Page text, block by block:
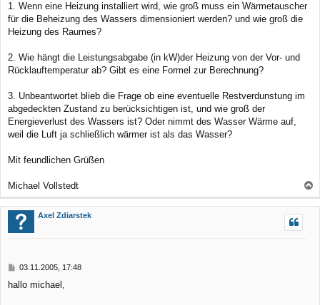
1. Wenn eine Heizung installiert wird, wie groß muss ein Wärmetauscher
für die Beheizung des Wassers dimensioniert werden? und wie groß die
Heizung des Raumes?
2. Wie hängt die Leistungsabgabe (in kW)der Heizung von der Vor- und
Rücklauftemperatur ab? Gibt es eine Formel zur Berechnung?
3. Unbeantwortet blieb die Frage ob eine eventuelle Restverdunstung im
abgedeckten Zustand zu berücksichtigen ist, und wie groß der
Energieverlust des Wassers ist? Oder nimmt des Wasser Wärme auf,
weil die Luft ja schließlich wärmer ist als das Wasser?
Mit feundlichen Grüßen
Michael Vollstedt
a
Axel Zdiarstek
B
i
03.11.2005, 17:48
hallo michael,